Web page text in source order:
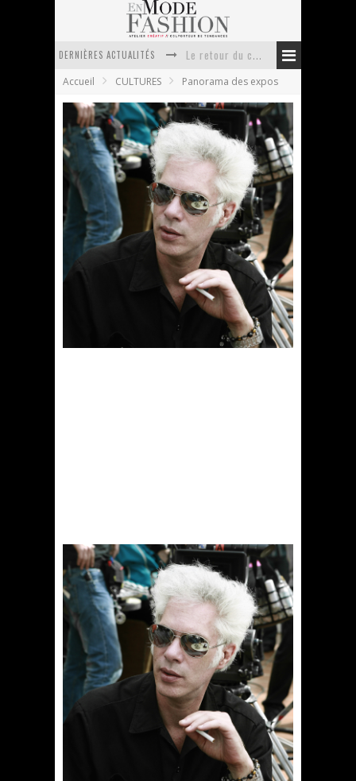
DERNIÈRES ACTUALITÉS
Le retour du cachemire version casual
Doudoune pour femme : choisir la pièce idéale entre style, chaleur et durabilité
La trousse de toilette : l’accessoire indispensable de voyage
Week-end spa en automne : quel maillot de bain choisir ?
Pourquoi le costume sur mesure à Paris est un incontournable de l’élégance contemporaine ?
Anti chute cheveux homme : quelles solutions pour renforcer sa chevelure ?
Accueil CULTURES Panorama des expos
Jim Jarmusch s’invite à La Fondation Cartier
12 novembre 2009
Panorama des expos
3 Commentaires